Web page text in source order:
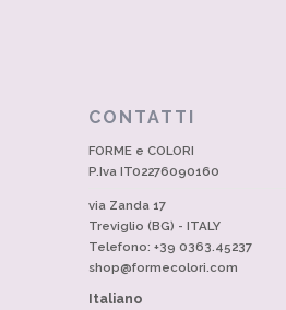
CONTATTI
FORME e COLORI
P.Iva IT02276090160
via Zanda 17
Treviglio (BG) - ITALY
Telefono: +39 0363.45237
shop@formecolori.com
Italiano